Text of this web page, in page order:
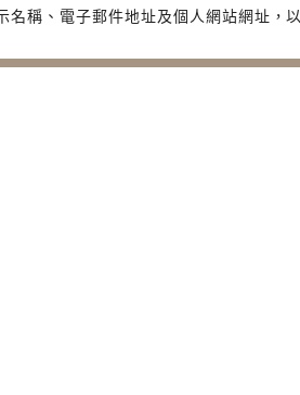
名稱、電子郵件地址及個人網站網址，